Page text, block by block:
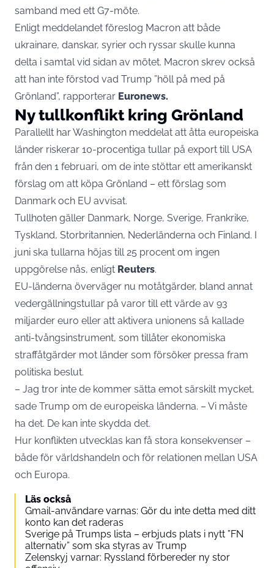
samband med ett G7-möte.
Enligt meddelandet föreslog Macron att både
ukrainare, danskar, syrier och ryssar skulle kunna
delta i samtal vid sidan av mötet. Macron skrev också
att han inte förstod vad Trump ”höll på med på
Grönland”, rapporterar Euronews.
Ny tullkonflikt kring Grönland
Parallellt har Washington meddelat att åtta europeiska
länder riskerar 10-procentiga tullar på export till USA
från den 1 februari, om de inte stöttar ett amerikanskt
förslag om att köpa Grönland – ett förslag som
Danmark och EU avvisat.
Tullhoten gäller Danmark, Norge, Sverige, Frankrike,
Tyskland, Storbritannien, Nederländerna och Finland. I
juni ska tullarna höjas till 25 procent om ingen
uppgörelse nås, enligt Reuters.
EU-länderna överväger nu motåtgärder, bland annat
vedergällningstullar på varor till ett värde av 93
miljarder euro eller att aktivera unionens så kallade
anti-tvångsinstrument, som tillåter ekonomiska
straffåtgärder mot länder som försöker pressa fram
politiska beslut.
– Jag tror inte de kommer sätta emot särskilt mycket,
sade Trump om de europeiska länderna. – Vi måste
ha det. De kan inte skydda det.
Hur konflikten utvecklas kan få stora konsekvenser –
både för världshandeln och för relationen mellan USA
och Europa.
Läs också
Gmail-användare varnas: Gör du inte detta med ditt
konto kan det raderas
Sverige på Trumps lista – erbjuds plats i nytt ”FN
alternativ” som ska styras av Trump
Zelenskyj varnar: Ryssland förbereder ny stor